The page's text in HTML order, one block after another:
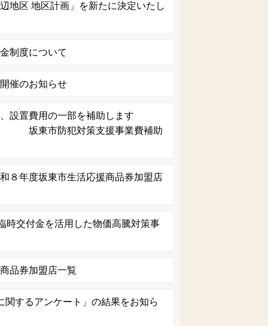
地区 地区計画」を新たに決定いたし
制度について
催のお知らせ
設置費用の一部を補助します
策支援事業費補助
８年度坂東市生活応援商品券加盟店
時交付金を活用した物価高騰対策事
品券加盟店一覧
関するアンケート」の結果をお知ら